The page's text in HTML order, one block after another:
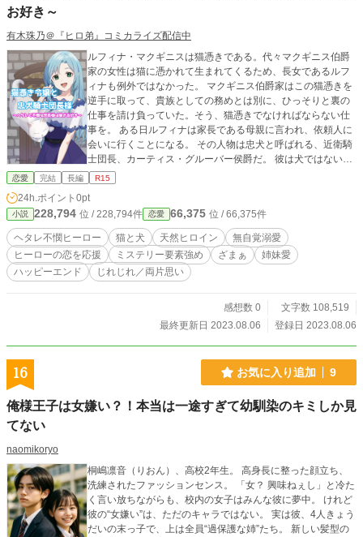
お好き～
有木珠乃＠『ヒロ弟』コミカライズ配信中
ルフィナ・マクギニスは猫憑きである。代々マクギニス伯爵
家の女性は猫に憑かれて生まれてくるため、長女であるルフ
ィナも例外ではなかった。 マクギニス伯爵家はこの猫憑きを
逆手に取って、貴族としての務めとは別に、ひっそりと裏の
仕事を請け負っていた。そう、猫憑きでなければならない仕
事を。 ある日ルフィナは家長である母親に言われ、依頼人に
会いに行くことになる。 その人物は忠犬と呼ばれる、近衛騎
士団長、カーティス・グルーバー侯爵だ。 彼は犬ではないけ
れど、ルフィナにとっては犬も同然。 始めは断る気満々だっ
依頼した仕事とは。そして、ルフィナは無事完遂できるの
か。 短編『猫憑き令嬢の華麗なる復讐劇～無事、婚約破棄を
言い渡されたので仇を取らせてもらいます～』の内容は二章
に設けています。 事件アリ、ざまぁアリの作品です。 ※この
作品はカクヨムなど重複投稿います。
恋愛 完結 長編 R15
24h.ポイント 0pt
小説 228,794 位 / 228,794件 恋愛 66,375 位 / 66,375件
ヘタレ不憫ヒーロー 猫と犬 天然ヒロイン
無自覚溺愛
ヒーローの恋を応援
ミステリー要素強め ざまぁ
姉妹愛
ハッピーエンド
じれじれ／両片思い
感想数 0
文字数 108,519
最終更新日 2023.08.06
登録日 2023.08.06
16 お気に入り追加 9
俺様王子は女嫌い？！本当は一途すぎて幼馴染のキミしか見
てない
naomikoryo
桐嶋凛音（りおん）、高校2年生。 高身長に整った顔立ち、
洗練されたファッションセンス。 「女？ 興味ねぇし」と冷た
く言い放ちながらも、校内の女子はみんな彼に夢中。 けれど
彼の“女嫌い”は、ただのキャラではない。 実は彼、4人きょう
だいの末っ子で、上は全員“過保護な姉”たち。 新しい髪型の